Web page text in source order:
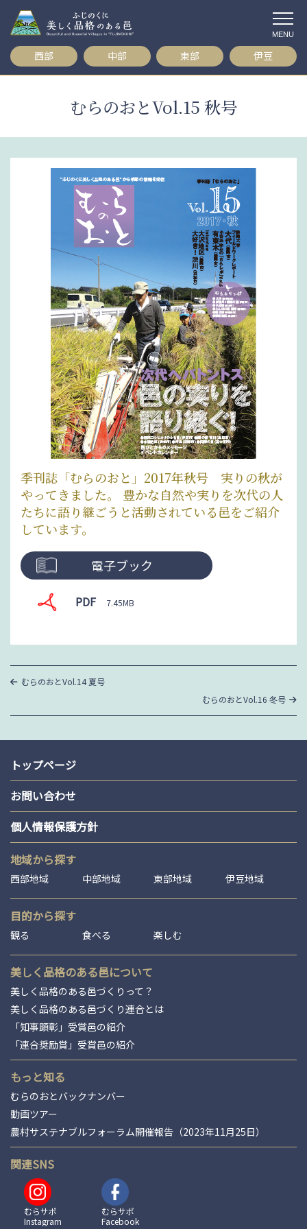
ツ
西部 中部 東部 伊豆
むらのおとVol.15 秋号
季刊誌「むらのおと」2017年秋号 実りの秋が
やってきました。 豊かな自然や実りを次代の人
たちに語り継ごうと活動されている邑をご紹介
しています。
電子ブック
PDF 7.45MB
投
ナ
ビ
ゲ
ー
シ
ョ
ン
過
投
むらのおとVol.14 夏号
次
むらのおとVol.16 冬号
トップページ
お問い合わせ
個人情報保護方針
地域から探す
西部地域 中部地域 東部地域 伊豆地域
目的から探す
観る 食べる 楽しむ
美しく品格のある邑について
美しく品格のある邑づくりって？
美しく品格のある邑づくり連合とは
「知事顕彰」受賞邑の紹介
「連合奨励賞」受賞邑の紹介
もっと知る
むらのおとバックナンバー
動画ツアー
農村サステナブルフォーラム開催報告（2023年11月25日）
関連SNS
むらサポ
Instagram
むらサポ
Facebook